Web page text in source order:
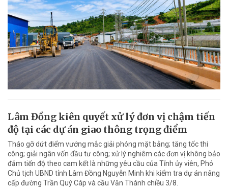
Lâm Đồng kiên quyết xử lý đơn vị chậm tiến
độ tại các dự án giao thông trọng điểm
Tháo gỡ dứt điểm vướng mắc giải phóng mặt bằng; tăng tốc thi
công; giải ngân vốn đầu tư công; xử lý nghiêm các đơn vị không bảo
đảm tiến độ theo cam kết là những yêu cầu của Tỉnh ủy viên, Phó
Chủ tịch UBND tỉnh Lâm Đồng Nguyễn Minh khi kiểm tra dự án nâng
cấp đường Trần Quý Cáp và cầu Văn Thánh chiều 3/8.